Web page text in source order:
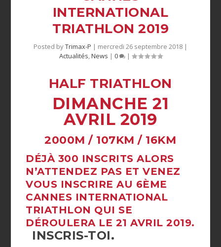
INTERNATIONAL
TRIATHLON 2019
Posted byTrimax-P | mercredi 26 septembre 2018 |
Actualités News | 0 |
HALF TRIATHLON
DIMANCHE 21
AVRIL 2019
2000M / 107KM / 16KM
DÉJÀ 300 INSCRITS ALORS
N’ATTENDEZ PAS ET VENEZ
VOUS INSCRIRE AU 6ÈME
CANNES INTERNATIONAL
TRIATHLON QUI SE
DÉROULERA LE 21 AVRIL 2019.
INSCRIS-TOI.